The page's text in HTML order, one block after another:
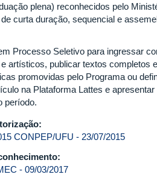
plena) reconhecidos pelo
curta duração, sequencial e
Processo Seletivo para ingressar
artísticos, publicar textos completos
promovidas pelo Programa ou
na Plataforma Lattes e
período.
CONPEP/UFU - 23/07/2015
- 09/03/2017